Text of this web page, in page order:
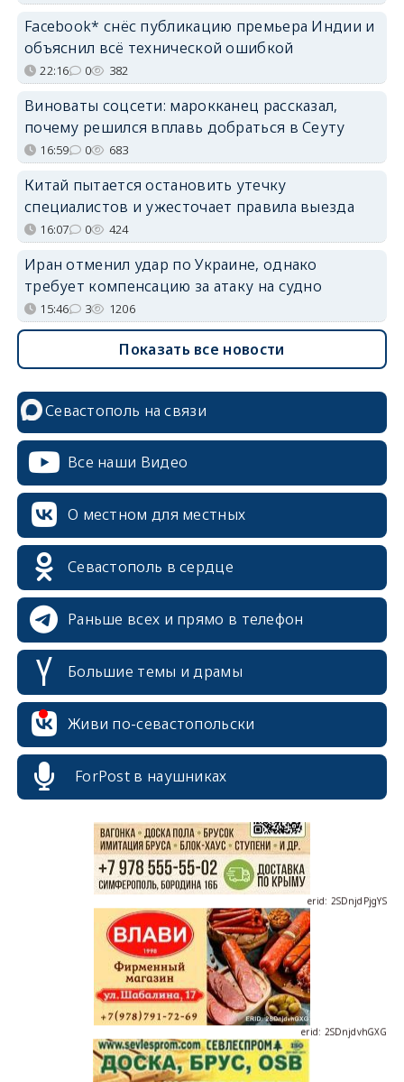
Facebook* снёс публикацию премьера Индии и
объяснил всё технической ошибкой
22:16 0 382
Виноваты соцсети: марокканец рассказал,
почему решился вплавь добраться в Сеуту
16:59 0 683
Китай пытается остановить утечку
специалистов и ужесточает правила выезда
16:07 0 424
Иран отменил удар по Украине, однако
требует компенсацию за атаку на судно
15:46 3 1206
Показать все новости
Севастополь на связи
Все наши Видео
О местном для местных
Севастополь в сердце
Раньше всех и прямо в телефон
Большие темы и драмы
Живи по-севастопольски
ForPost в наушниках
erid: 2SDnjcrDNw6
erid: 2SDnjdPjgYS
erid: 2SDnjdvhGXG